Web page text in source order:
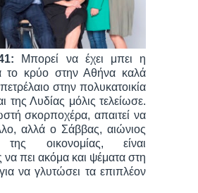
Μπορεί να έχει μπει η
το κρύο στην Αθήνα καλά
πετρέλαιο στην πολυκατοικία
της Λυδίας μόλις τελείωσε.
σκορποχέρα, απαιτεί να
αλλά ο Σάββας, αιώνιος
της οικονομίας, είναι
να πει ακόμα και ψέματα στη
να γλυτώσει τα επιπλέον